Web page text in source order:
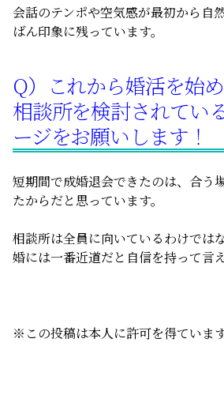
会話のテンポや空気感が最初から自
ばん印象に残っています。
Q）これから婚活を始
相談所を検討されてい
ージをお願いします！
短期間で成婚退会できたのは、合う
たからだと思っています。
相談所は全員に向いているわけでは
婚には一番近道だと自信を持って言え
※この投稿は本人に許可を得ています